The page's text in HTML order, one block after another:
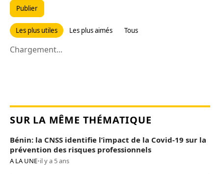
Publier
Les plus utiles Les plus aimés Tous
Chargement...
SUR LA MÊME THÉMATIQUE
Bénin: la CNSS identifie l’impact de la Covid-19 sur la
prévention des risques professionnels
A LA UNE•il y a 5 ans